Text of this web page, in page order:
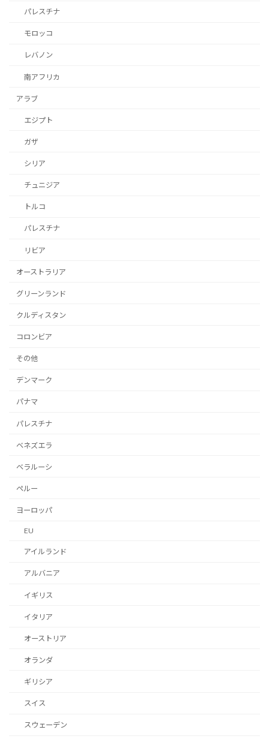
パレスチナ
モロッコ
レバノン
南アフリカ
アラブ
エジプト
ガザ
シリア
チュニジア
トルコ
パレスチナ
リビア
オーストラリア
グリーンランド
クルディスタン
コロンビア
その他
デンマーク
パナマ
パレスチナ
ベネズエラ
ベラルーシ
ペルー
ヨーロッパ
EU
アイルランド
アルバニア
イギリス
イタリア
オーストリア
オランダ
ギリシア
スイス
スウェーデン